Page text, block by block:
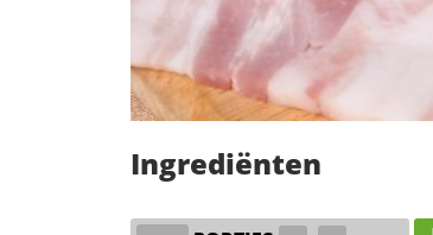
Ingrediënten